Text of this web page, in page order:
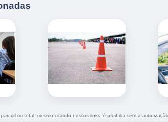
ou total, mesmo citando nossos links, é proibida sem a